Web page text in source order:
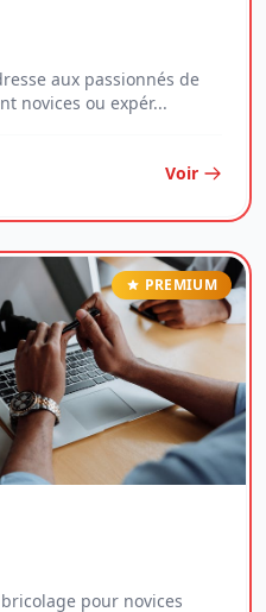
aux passionnés de
novices ou expér...
Voir
PREMIUM
pour novices